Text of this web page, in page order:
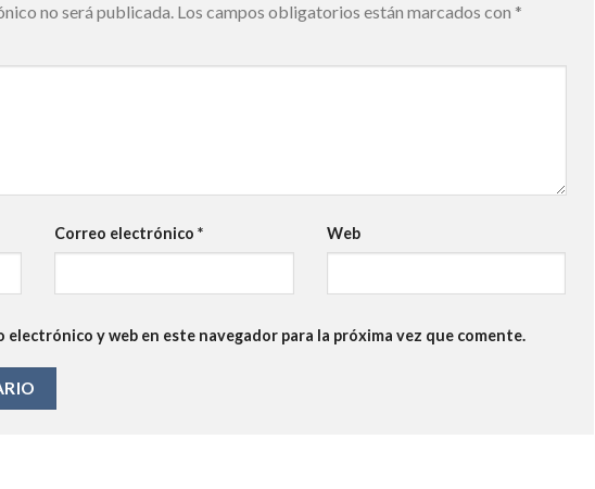
no será publicada. Los campos obligatorios están marcados con *
Correo electrónico * Web
electrónico y web en este navegador para la próxima vez que comente.